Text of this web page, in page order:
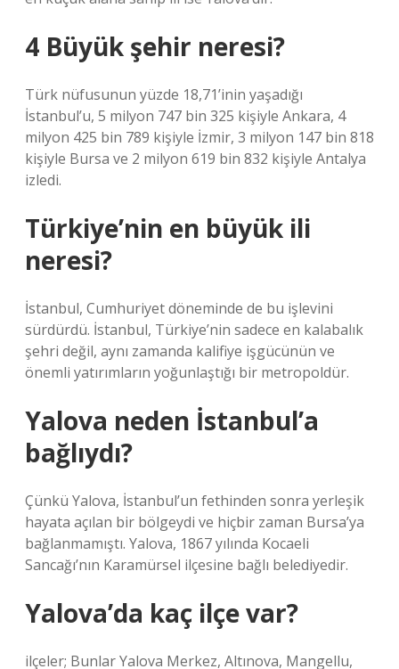
4 Büyük şehir neresi?
Türk nüfusunun yüzde 18,71’inin yaşadığı
İstanbul’u, 5 milyon 747 bin 325 kişiyle Ankara, 4
milyon 425 bin 789 kişiyle İzmir, 3 milyon 147 bin 818
kişiyle Bursa ve 2 milyon 619 bin 832 kişiyle Antalya
izledi.
Türkiye’nin en büyük ili
neresi?
İstanbul, Cumhuriyet döneminde de bu işlevini
sürdürdü. İstanbul, Türkiye’nin sadece en kalabalık
şehri değil, aynı zamanda kalifiye işgücünün ve
önemli yatırımların yoğunlaştığı bir metropoldür.
Yalova neden İstanbul’a
bağlıydı?
Çünkü Yalova, İstanbul’un fethinden sonra yerleşik
hayata açılan bir bölgeydi ve hiçbir zaman Bursa’ya
bağlanmamıştı. Yalova, 1867 yılında Kocaeli
Sancağı’nın Karamürsel ilçesine bağlı belediyedir.
Yalova’da kaç ilçe var?
ilçeler; Bunlar Yalova Merkez, Altınova, Mangellu,